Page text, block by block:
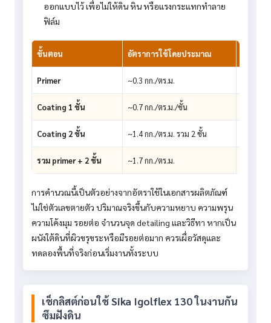
ออกแบบไว้ เพื่อไม่ให้ดิน หิน หรือแรงกระแทกทำลาย
ฟิล์ม
ขั้นตอน อัตราการใช้โดยประมาณ
Primer ~0.3 กก./ตร.ม.
Coating 1 ชั้น ~0.7 กก./ตร.ม./ชั้น
Coating 2 ชั้น ~1.4 กก./ตร.ม. รวม 2 ชั้น
รวม primer + 2 ชั้น ~1.7 กก./ตร.ม.
การคำนวณนี้เป็นตัวอย่างจากอัตราใช้ในเอกสารผลิตภัณฑ์
ไม่ใช่ตัวเลขตายตัว ปริมาณจริงขึ้นกับความหยาบ ความพรุน
ความโค้งมุม รอยต่อ จำนวนจุด detailing และวิธีทา หากเป็น
ผนังใต้ดินที่ผิวขรุขระหรือมีรอยต่อมาก ควรเผื่อวัสดุและ
ทดลองพื้นที่จริงก่อนเริ่มงานทั้งระบบ
เช็กลิสต์ก่อนใช้ Sika Igolflex 130 ในงานกัน
ซึมฝังดิน